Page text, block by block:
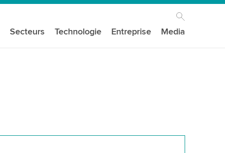
Secteurs Technologie Entreprise Media